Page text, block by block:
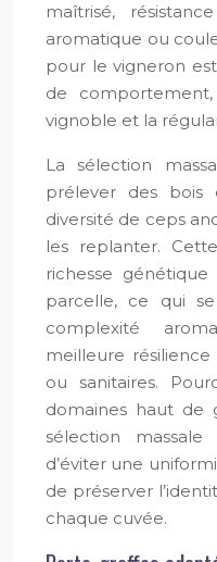
maîtrisé,
aromatique ou
pour le vigneron
de
vignoble et la
La sélection
prélever des bois
diversité de ceps
les replanter.
richesse
parcelle, ce qui
complexité
meilleure
ou sanitaires.
domaines haut de
sélection
d’éviter une
de préserver
chaque cuvée.